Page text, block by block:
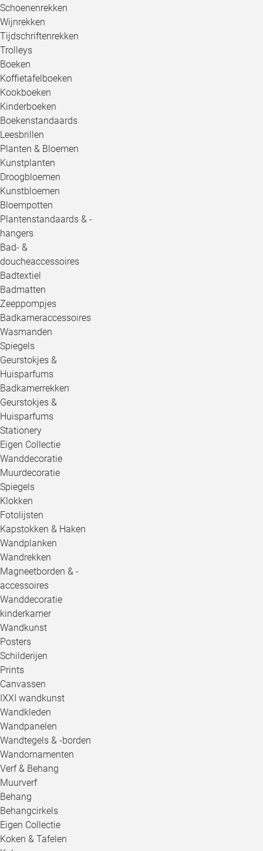
Schoenenrekken
Wijnrekken
Tijdschriftenrekken
Trolleys
Boeken
Koffietafelboeken
Kookboeken
Kinderboeken
Boekenstandaards
Leesbrillen
Planten & Bloemen
Kunstplanten
Droogbloemen
Kunstbloemen
Bloempotten
Plantenstandaards & -
hangers
Bad- &
doucheaccessoires
Badtextiel
Badmatten
Zeeppompjes
Badkameraccessoires
Wasmanden
Spiegels
Geurstokjes &
Huisparfums
Badkamerrekken
Geurstokjes &
Huisparfums
Stationery
Eigen Collectie
Wanddecoratie
Muurdecoratie
Spiegels
Klokken
Fotolijsten
Kapstokken & Haken
Wandplanken
Wandrekken
Magneetborden & -
accessoires
Wanddecoratie
kinderkamer
Wandkunst
Posters
Schilderijen
Prints
Canvassen
IXXI wandkunst
Wandkleden
Wandpanelen
Wandtegels & -borden
Wandornamenten
Verf & Behang
Muurverf
Behang
Behangcirkels
Eigen Collectie
Koken & Tafelen